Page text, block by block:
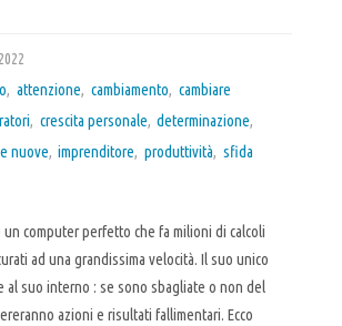
, attenzione, cambiamento, cambiare
, crescita personale, determinazione,
nuove, imprenditore, produttività, sfida
un computer perfetto che fa milioni di calcoli
ad una grandissima velocità. Il suo unico
al suo interno : se sono sbagliate o non del
azioni e risultati fallimentari. Ecco